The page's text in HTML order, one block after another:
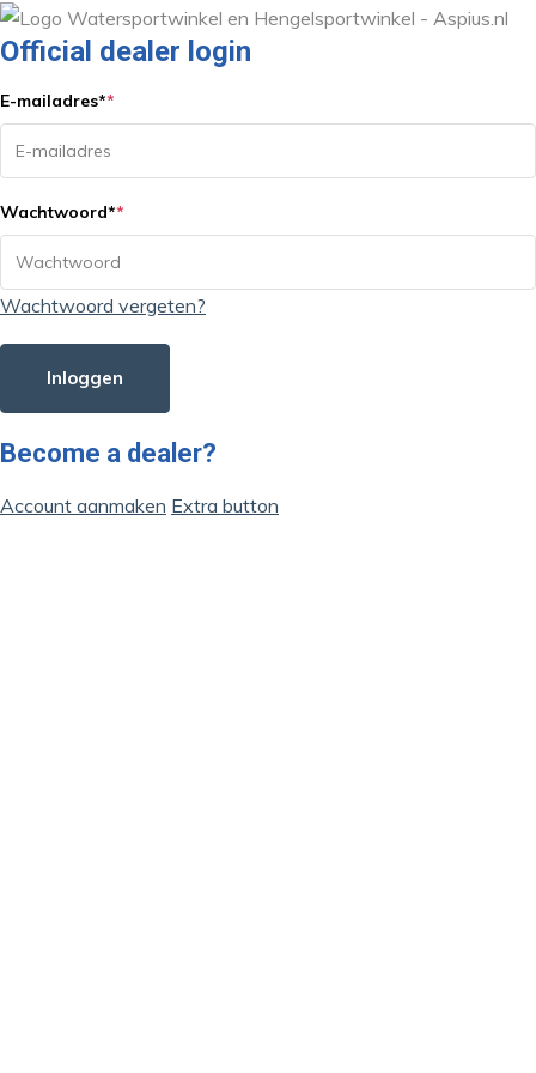
Official dealer login
E-mailadres**
Wachtwoord**
Wachtwoord vergeten?
Inloggen
Become a dealer?
Account aanmaken Extra button